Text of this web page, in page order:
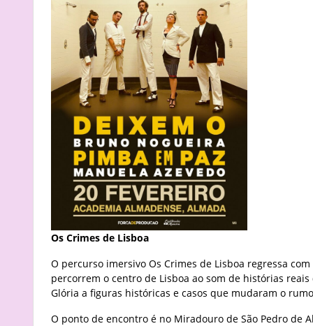
Os Crimes de Lisboa
O percurso imersivo Os Crimes de Lisboa regressa
percorrem o centro de Lisboa ao som de histórias
Glória a figuras históricas e casos que mudaram o
O ponto de encontro é no Miradouro de São Pedro de